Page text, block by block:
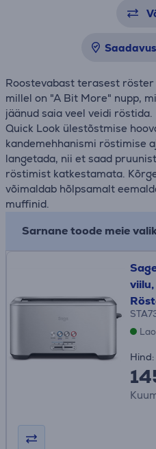
Roostevabast terasest
millel on "A Bit More" nupp,
jäänud saia veel veidi röstida.
Quick Look ülestõstmise
kandemehhanismi röstimise
langetada, nii et saad
röstimist katkestamata.
võimaldab hõlpsamalt
muffinid.
Sarnane toode meie
Hind: